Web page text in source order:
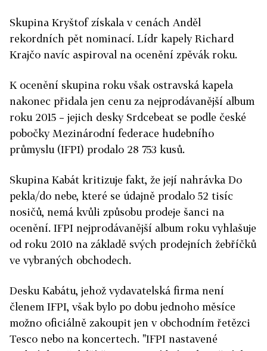
Skupina Kryštof získala v cenách Anděl
rekordních pět nominací. Lídr kapely Richard
Krajčo navíc aspiroval na ocenění zpěvák roku.
K ocenění skupina roku však ostravská kapela
nakonec přidala jen cenu za nejprodávanější album
roku 2015 – jejich desky Srdcebeat se podle české
pobočky Mezinárodní federace hudebního
průmyslu (IFPI) prodalo 28 753 kusů.
Skupina Kabát kritizuje fakt, že její nahrávka Do
pekla/do nebe, které se údajně prodalo 52 tisíc
nosičů, nemá kvůli způsobu prodeje šanci na
ocenění. IFPI nejprodávanější album roku vyhlašuje
od roku 2010 na základě svých prodejních žebříčků
ve vybraných obchodech.
Desku Kabátu, jehož vydavatelská firma není
členem IFPI, však bylo po dobu jednoho měsíce
možno oficiálně zakoupit jen v obchodním řetězci
Tesco nebo na koncertech. "IFPI nastavené